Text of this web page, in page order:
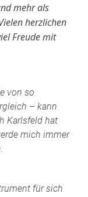
mehr als
herzlichen
Freude mit
von so
– kann
Karlsfeld hat
mich immer
für sich